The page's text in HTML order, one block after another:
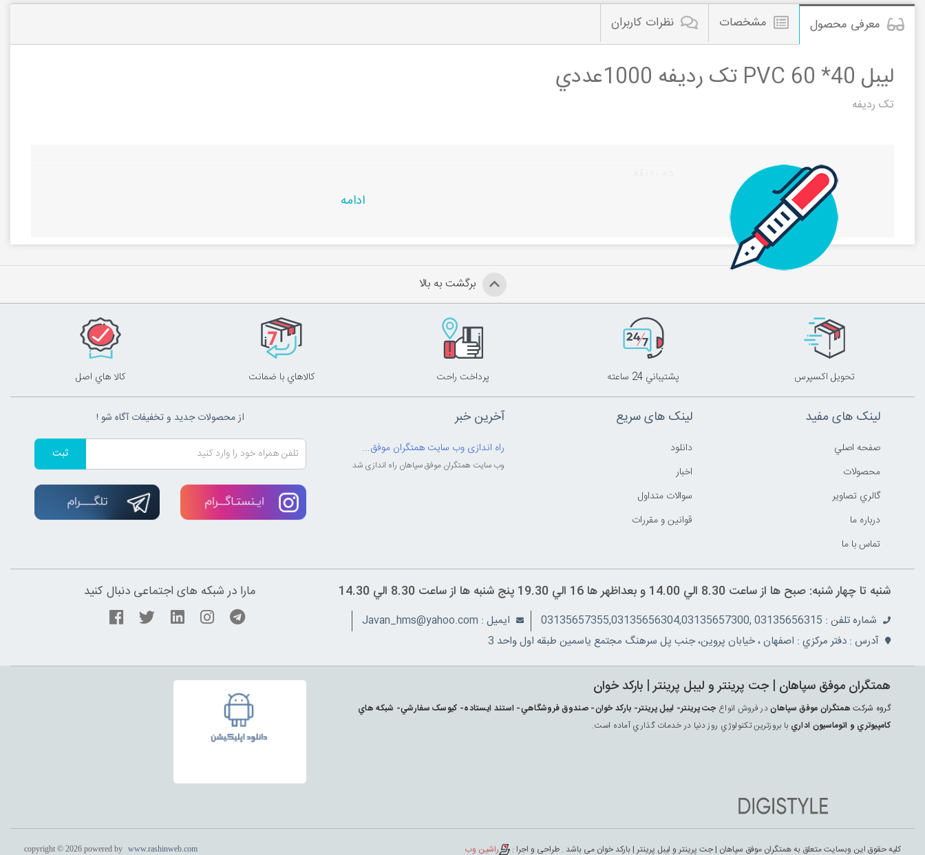
معرفی محصول مشخصات نظرات کاربران
ليبل 40* 60 PVC تک رديفه 1000عددي
تک ردیفه
ادامه
برگشت به بالا
تحويل اکسپرس پشتيباني 24 ساعته پرداخت راحت کالاهاي با ضمانت کالا هاي اصل
لینک های مفید
صفحه اصلي
محصولات
گالري تصاوير
درباره ما
تماس با ما
لینک های سریع
دانلود
اخبار
سوالات متداول
قوانين و مقررات
آخرین خبر
راه اندازی وب سایت همتگران موفق...
وب سایت همتگران موفق سپاهان راه اندازی شد
از محصولات جدید و تخفیفات آگاه شو !
ثبت
شنبه تا چهار شنبه: صبح ها از ساعت 8.30 الي 14.00 و بعداظهر ها 16 الي 19.30 پنج شنبه ها از ساعت 8.30 الي 14.30
شماره تلفن : 03135656315 ,03135657355,03135656304,03135657300
ايميل : Javan_hms@yahoo.com
آدرس : دفتر مرکزي : اصفهان ، خيابان پروين، جنب پل سرهنگ مجتمع ياسمين طبقه اول واحد 3
مارا در شبکه های اجتماعی دنبال کنید
همتگران موفق سپاهان | جت پرينتر و ليبل پرينتر | بارکد خوان
گروه شرکت همتگران موفق سپاهاندر فروش انواع جت پرينتر- ليبل پرينتر- بارکد خوان- صندوق فروشگاهي- استند ايستاده- کيوسک سفارشي- شبکه هاي
کامپيوتري و اتوماسيون اداري با بروزترين تکنولوژي روز دنيا در خدمات گذاري آماده است.
copyright © 2026 powered by www.rashinweb.com کلیه حقوق این وبسایت متعلق به همتگران موفق سپاهان | جت پرينتر و ليبل پرينتر | بارکد خوان می باشد . طراحی و اجرا : راشین وب